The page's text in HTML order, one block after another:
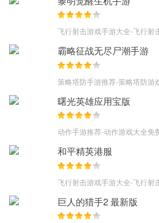
船进行改造和升级。
飞行射击游戏手游大全-飞行射
霸略征战无尽尸潮手游
策略塔防手游推荐-策略塔防游
曙光英雄应用宝版
动作手游推荐-动作游戏大全免
和平精英港服
飞行射击游戏手游大全-飞行射
巨人的猎手2 最新版